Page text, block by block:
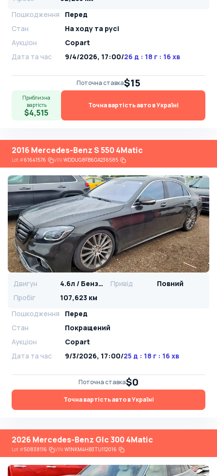
Пошкодження
Перед
Стан
На ​​ходу та русі
Аукціон
Copart
Дата та час
9/4/2026, 17:00/26 д : 18 г : 16 хв
Поточна ставка$15
Приблизна
вартість
$4,515
Точна вартість авто в Україні
2016 Mercedes-Benz S 550 4Matic
Lot#61641576 VIN:WDDUG8FB6GA236585
Двигун 4.6л / Бензин Привід
Повний
Пробіг
107,623 км
Пошкодження
Перед
Стан
Покращений
Аукціон
Copart
Дата та час
9/3/2026, 17:00/25 д : 18 г : 16 хв
Поточна ставка$0
Точна вартість авто в Україні
2026 Mercedes-Benz Glc 300 4Matic
Lot#50838116 VIN:W1NKM4HB3TU112016